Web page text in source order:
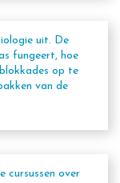
uit. De
fungeert, hoe
op te
van de
cursussen over